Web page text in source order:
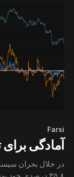
Farsi
آمادگی برای